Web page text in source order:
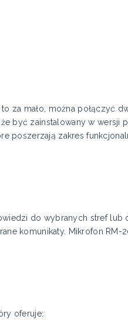
za mało, można połączyć
być zainstalowany w wersji
poszerzają zakres
do wybranych stref lub
komunikaty. Mikrofon RM-
oferuje: